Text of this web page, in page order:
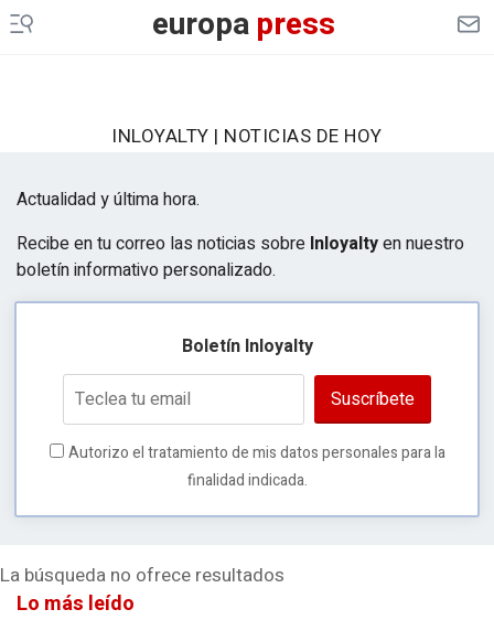
CULTURAOCIO
DESCONECTA
EPDATA
ES EUROPA
LEGAL
GENERACIÓN DE OPORTUNIDADES
europapress
INLOYALTY | NOTICIAS DE HOY
Actualidad y última hora.
Recibe en tu correo las noticias sobre Inloyaltyen nuestro
boletín informativo personalizado.
Boletín Inloyalty
Suscríbete
Autorizo el tratamiento de mis datos personales para la
finalidad indicada.
La búsqueda no ofrece resultados
Lo más leído